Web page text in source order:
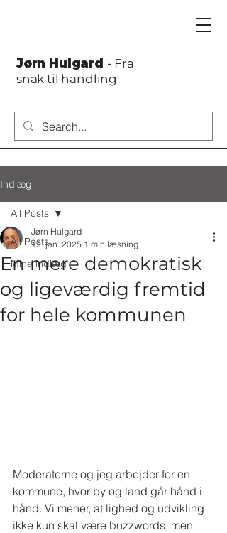
Jørn Hulgard - Fra
snak til handling
Indlæg
All Posts
Mine indlæg
All Posts
En mere demokratisk
og ligeværdig fremtid
for hele kommunen
Jørn Hulgard
19. jan. 2025 1 min læsning
Moderaterne og jeg arbejder for en
kommune, hvor by og land går hånd i
hånd. Vi mener, at lighed og udvikling
ikke kun skal være buzzwords, men